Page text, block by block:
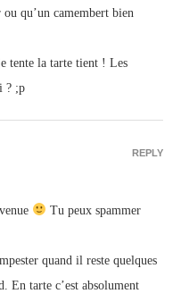
qu’un camembert bien
tente la tarte tient ! Les
? ;p
Tu peux spammer
quand il reste quelques
En tarte c’est absolument
REPLY